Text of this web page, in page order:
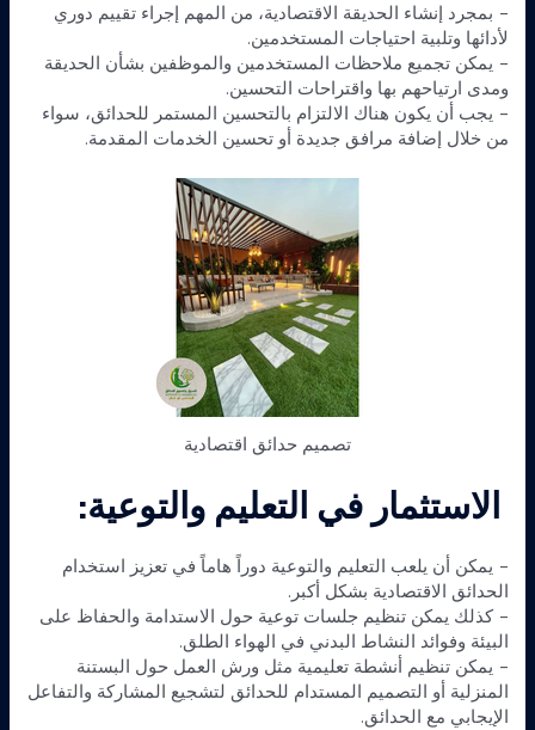
– بمجرد إنشاء الحديقة الاقتصادية، من المهم إجراء تقييم دوري
لأدائها وتلبية احتياجات المستخدمين.
– يمكن تجميع ملاحظات المستخدمين والموظفين بشأن الحديقة
ومدى ارتياحهم بها واقتراحات التحسين.
– يجب أن يكون هناك الالتزام بالتحسين المستمر للحدائق، سواء
من خلال إضافة مرافق جديدة أو تحسين الخدمات المقدمة.
تصميم حدائق اقتصادية
الاستثمار في التعليم والتوعية:
– يمكن أن يلعب التعليم والتوعية دوراً هاماً في تعزيز استخدام
الحدائق الاقتصادية بشكل أكبر.
– كذلك يمكن تنظيم جلسات توعية حول الاستدامة والحفاظ على
البيئة وفوائد النشاط البدني في الهواء الطلق.
– يمكن تنظيم أنشطة تعليمية مثل ورش العمل حول البستنة
المنزلية أو التصميم المستدام للحدائق لتشجيع المشاركة والتفاعل
الإيجابي مع الحدائق.